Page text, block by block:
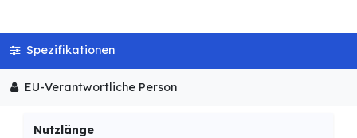
Spezifikationen
EU-Verantwortliche Person
Nutzlänge